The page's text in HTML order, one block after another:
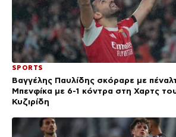
SPORTS
Βαγγέλης Παυλίδης σκόραρε με
Μπενφίκα με 6-1 κόντρα στη Χαρτς
Κυζιρίδη